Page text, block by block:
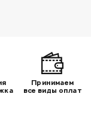
Принимаем
все виды оплат